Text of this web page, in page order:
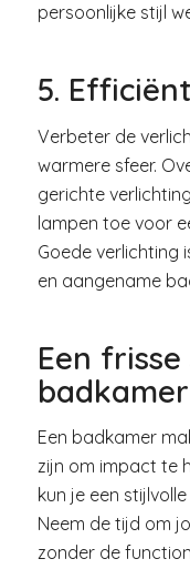
persoonlijke stijl
5.
Verbeter de
warmere sfeer.
gerichte
lampen toe voor
Goede verlichting
en aangename
Een
badkamer
Een badkamer
zijn om impact te
kun je een
Neem de tijd om
zonder de